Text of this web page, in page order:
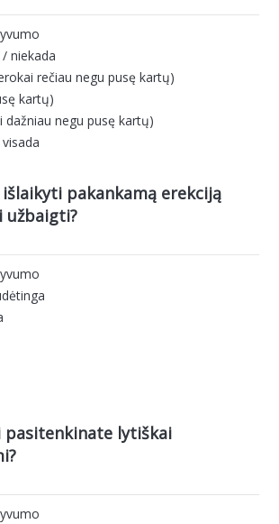
niekada
rečiau negu pusę kartų)
kartų)
dažniau negu pusę kartų)
išlaikyti pakankamą erekciją
užbaigti?
pasitenkinate lytiškai